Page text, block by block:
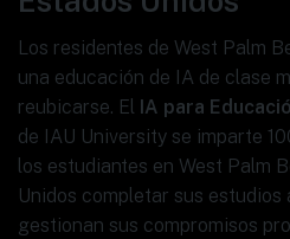
Los residentes de West Palm
una educación de IA de clase
reubicarse. El IA para
de IAU University se imparte
los estudiantes en West Palm
Unidos completar sus
gestionan sus compromisos